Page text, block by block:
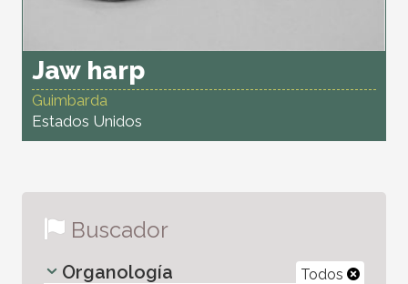
Jaw harp
Guimbarda
Estados Unidos
Buscador
Todos
Organología